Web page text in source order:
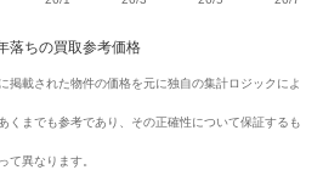
落ちの買取参考価格
載された物件の価格を元に独自の集計ロジックによ
までも参考であり、その正確性について保証するも
て異なります。